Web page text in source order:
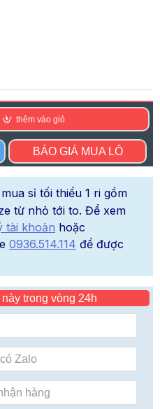
thêm vào giỏ
BÁO GIÁ MUA LÔ
sỉ tối thiểu 1 ri gồm
từ nhỏ tới to. Để xem
tài khoản hoặc
0936.514.114 để được
trong vòng 24h